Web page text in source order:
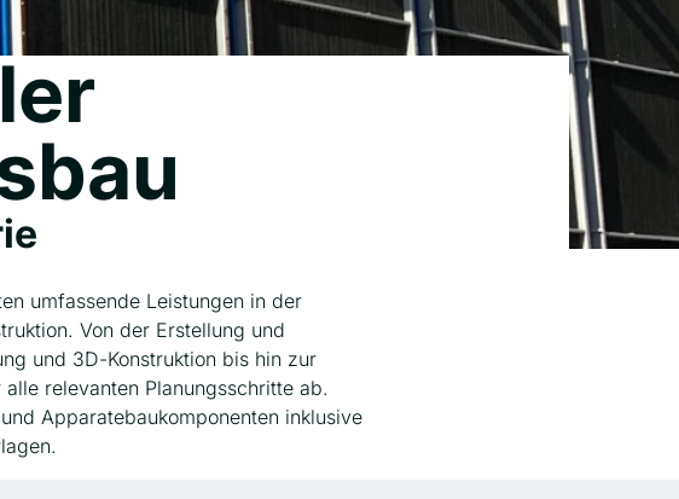
umfassende Leistungen in der
Von der Erstellung und
und 3D-Konstruktion bis hin zur
relevanten Planungsschritte ab.
Apparatebaukomponenten inklusive